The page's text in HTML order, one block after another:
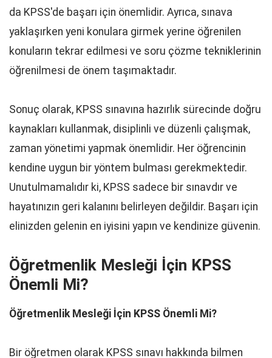
da KPSS'de başarı için önemlidir. Ayrıca, sınava
yaklaşırken yeni konulara girmek yerine öğrenilen
konuların tekrar edilmesi ve soru çözme tekniklerinin
öğrenilmesi de önem taşımaktadır.
Sonuç olarak, KPSS sınavına hazırlık sürecinde doğru
kaynakları kullanmak, disiplinli ve düzenli çalışmak,
zaman yönetimi yapmak önemlidir. Her öğrencinin
kendine uygun bir yöntem bulması gerekmektedir.
Unutulmamalıdır ki, KPSS sadece bir sınavdır ve
hayatınızın geri kalanını belirleyen değildir. Başarı için
elinizden gelenin en iyisini yapın ve kendinize güvenin.
Öğretmenlik Mesleği İçin KPSS
Önemli Mi?
Öğretmenlik Mesleği İçin KPSS Önemli Mi?
Bir öğretmen olarak KPSS sınavı hakkında bilmen